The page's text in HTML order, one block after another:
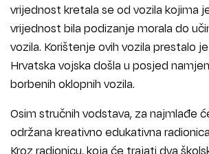
vrijednost kretala se od vozila kojima
vrijednost bila podizanje morala do
vozila. Korištenje ovih vozila prestalo
Hrvatska vojska došla u posjed
borbenih oklopnih vozila.
Osim stručnih vodstava, za najmlađe
održana kreativno edukativna radionica
Kroz radionicu, koja će trajati dva